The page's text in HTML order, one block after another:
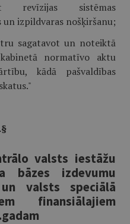
revīzijas sistēmas
izpildvaras nošķiršanu;
sagatavot un noteiktā
normatīvo aktu
kādā pašvaldības
valsts iestāžu
bāzes izdevumu
valsts speciālā
finansiālajiem